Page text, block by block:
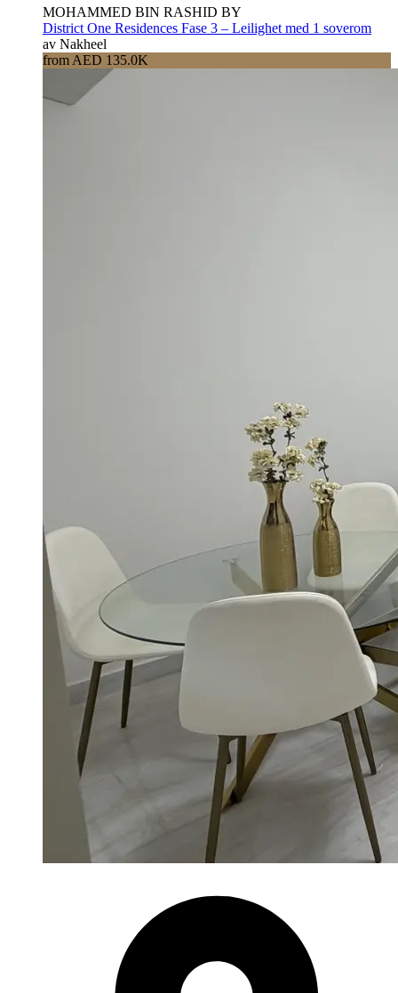
MOHAMMED BIN RASHID BY
District One Residences Fase 3 – Leilighet med 1 soverom
av Nakheel
from AED 135.0K